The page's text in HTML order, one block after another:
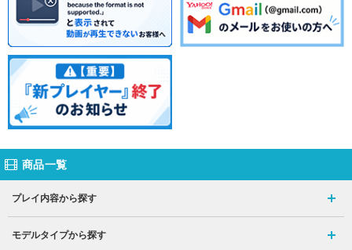
商品一覧
プレイ内容から探す
モデルタイプから探す